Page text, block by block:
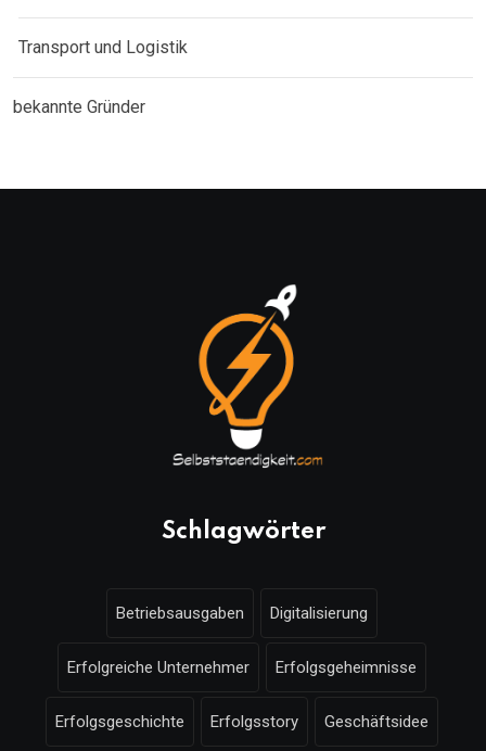
Transport und Logistik
bekannte Gründer
Schlagwörter
Betriebsausgaben Digitalisierung
Erfolgreiche Unternehmer Erfolgsgeheimnisse
Erfolgsgeschichte Erfolgsstory Geschäftsidee